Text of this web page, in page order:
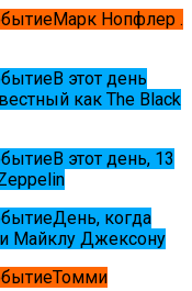
Марк Нопфлер .
В этот день
как The Black
В этот день, 13
День, когда
Майклу Джексону
Томми